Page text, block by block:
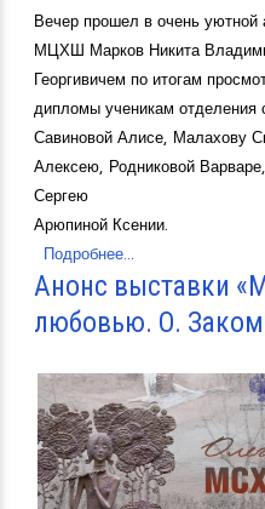
Вечер прошел в очень уютной
МЦХШ Марков Никита
Георгивичем по итогам
дипломы ученикам
Савиновой Алисе, Малахову
Алексею, Родниковой
Сергею
Арюпиной Ксении.
Подробнее...
Анонс выставки
любовью. О.